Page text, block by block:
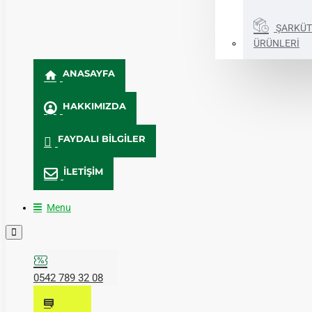
ÜRÜNLERİ
ANASAYFA
HAKKIMIZDA
FAYDALI BILGILER
İLETIŞIM
Menu
0542 789 32 08